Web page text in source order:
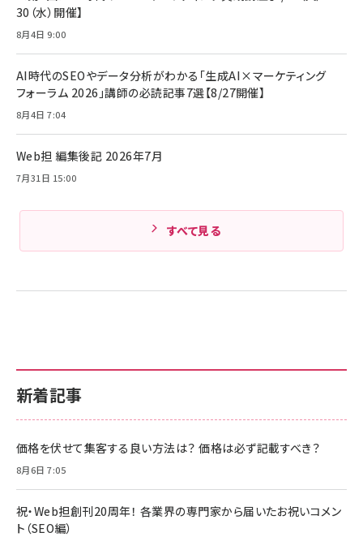
Amazonランキングをもっと見る
Anker PowerLine III Flow USB-C & USB-C
ケーブル Anker絡まないケーブル 240W 結束バン
ド付き USB PD対応 シリコン素材採用 iPhone
17 / 16 / 15 / Galaxy iPad Pro MacBook
Amazonランキングをもっと見る
キャンペーン】
￥4,857
新着記事
価格を伏せて集客する良い方法は？ 価格は必ず記載すべき？
8月6日 7:05
祝・Web担創刊20周年！ 各業界の専門家から届いたお祝いコメン
ト（SEO編）
30（水）開催】
8月4日 9:00
AI時代のSEOやデータ分析がわかる「生成AI×マーケティング
フォーラム 2026」講師の必読記事7選【8/27開催】
8月4日 7:04
Web担 編集後記 2026年7月
7月31日 15:00
すべて見る